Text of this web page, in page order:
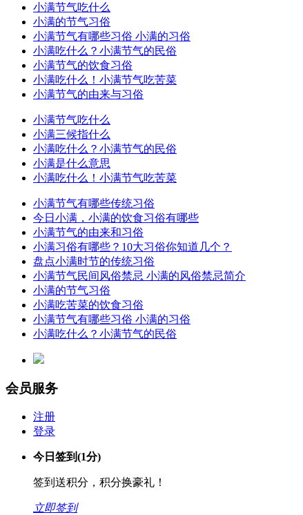
小满节气吃什么
小满的节气习俗
小满节气有哪些习俗 小满的习俗
小满吃什么？小满节气的民俗
小满节气的饮食习俗
小满吃什么！小满节气吃苦菜
小满节气的由来与习俗
小满节气吃什么
小满三候指什么
小满吃什么？小满节气的民俗
小满是什么意思
小满吃什么！小满节气吃苦菜
小满节气有哪些传统习俗
今日小满，小满的饮食习俗有哪些
小满节气的由来和习俗
小满习俗有哪些？10大习俗你知道几个？
盘点小满时节的传统习俗
小满节气民间风俗禁忌 小满的风俗禁忌简介
小满的节气习俗
小满吃苦菜的饮食习俗
小满节气有哪些习俗 小满的习俗
小满吃什么？小满节气的民俗
会员服务
注册
登录
今日签到(1分)
签到送积分，积分换豪礼！
立即签到